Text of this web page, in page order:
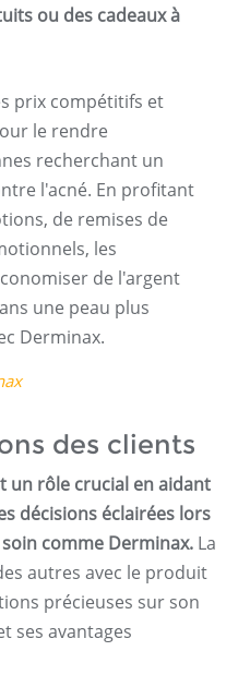
ou des cadeaux à
prix compétitifs et
le rendre
recherchant un
l'acné. En profitant
de remises de
les
de l'argent
une peau plus
Derminax.
des clients
un rôle crucial en aidant
décisions éclairées lors
comme Derminax. La
autres avec le produit
précieuses sur son
ses avantages